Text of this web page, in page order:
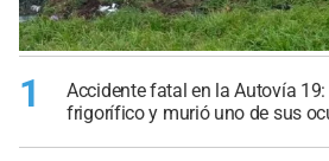
1
Accidente fatal en la Autovía
frigorífico y murió uno de sus